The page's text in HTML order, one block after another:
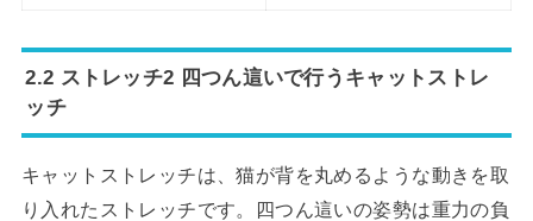
2.2 ストレッチ2 四つん這いで行うキャットストレ
ッチ
キャットストレッチは、猫が背を丸めるような動きを取
り入れたストレッチです。四つん這いの姿勢は重力の負